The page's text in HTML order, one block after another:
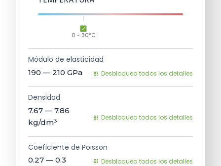
0 - 30°C
Módulo de elasticidad
190 — 210 GPa Desbloquea todos los detalles
Densidad
7.67 — 7.86
kg/dm³
Desbloquea todos los detalles
Coeficiente de Poisson
0.27 — 0.3 Desbloquea todos los detalles